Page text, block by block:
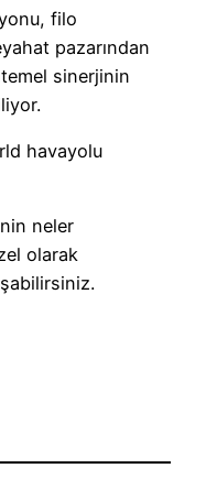
filo
pazarından
sinerjinin
havayolu
neler
olarak